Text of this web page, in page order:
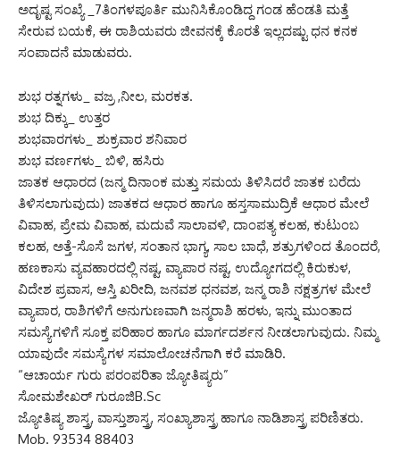
ಅದೃಷ್ಟ ಸಂಖ್ಯೆ _7ತಿಂಗಳಪೂರ್ತಿ ಮುನಿಸಿಕೊಂಡಿದ್ದ ಗಂಡ ಹೆಂಡತಿ ಮತ್ತೆ
ಸೇರುವ ಬಯಕೆ, ಈ ರಾಶಿಯವರು ಜೀವನಕ್ಕೆ ಕೊರತೆ ಇಲ್ಲದಷ್ಟು ಧನ ಕನಕ
ಸಂಪಾದನೆ ಮಾಡುವರು.
ಶುಭ ರತ್ನಗಳು_ ವಜ್ರ ,ನೀಲ, ಮರಕತ.
ಶುಭ ದಿಕ್ಕು_ ಉತ್ತರ
ಶುಭವಾರಗಳು_ ಶುಕ್ರವಾರ ಶನಿವಾರ
ಶುಭ ವರ್ಣಗಳು_ ಬಿಳಿ, ಹಸಿರು
ಜಾತಕ ಆಧಾರದ (ಜನ್ಮ ದಿನಾಂಕ ಮತ್ತು ಸಮಯ ತಿಳಿಸಿದರೆ ಜಾತಕ ಬರೆದು
ತಿಳಿಸಲಾಗುವುದು) ಜಾತಕದ ಆಧಾರ ಹಾಗೂ ಹಸ್ತಸಾಮುದ್ರಿಕೆ ಆಧಾರ ಮೇಲೆ
ವಿವಾಹ, ಪ್ರೇಮ ವಿವಾಹ, ಮದುವೆ ಸಾಲಾವಳಿ, ದಾಂಪತ್ಯ ಕಲಹ, ಕುಟುಂಬ
ಕಲಹ, ಅತ್ತೆ-ಸೊಸೆ ಜಗಳ, ಸಂತಾನ ಭಾಗ್ಯ, ಸಾಲ ಬಾಧೆ, ಶತ್ರುಗಳಿಂದ ತೊಂದರೆ,
ಹಣಕಾಸು ವ್ಯವಹಾರದಲ್ಲಿ ನಷ್ಟ, ವ್ಯಾಪಾರ ನಷ್ಟ, ಉದ್ಯೋಗದಲ್ಲಿ ಕಿರುಕುಳ,
ವಿದೇಶ ಪ್ರವಾಸ, ಆಸ್ತಿ ಖರೀದಿ, ಜನವಶ ಧನವಶ, ಜನ್ಮ ರಾಶಿ ನಕ್ಷತ್ರಗಳ ಮೇಲೆ
ವ್ಯಾಪಾರ, ರಾಶಿಗಳಿಗೆ ಅನುಗುಣವಾಗಿ ಜನ್ಮರಾಶಿ ಹರಳು, ಇನ್ನು ಮುಂತಾದ
ಸಮಸ್ಯೆಗಳಿಗೆ ಸೂಕ್ತ ಪರಿಹಾರ ಹಾಗೂ ಮಾರ್ಗದರ್ಶನ ನೀಡಲಾಗುವುದು. ನಿಮ್ಮ
ಯಾವುದೇ ಸಮಸ್ಯೆಗಳ ಸಮಾಲೋಚನೆಗಾಗಿ ಕರೆ ಮಾಡಿರಿ.
“ಆಚಾರ್ಯ ಗುರು ಪರಂಪರಿತಾ ಜ್ಯೋತಿಷ್ಯರು”
ಸೋಮಶೇಖರ್ ಗುರೂಜಿB.Sc
ಜ್ಯೋತಿಷ್ಯ ಶಾಸ್ತ್ರ, ವಾಸ್ತುಶಾಸ್ತ್ರ, ಸಂಖ್ಯಾಶಾಸ್ತ್ರ ಹಾಗೂ ನಾಡಿಶಾಸ್ತ್ರ ಪರಿಣಿತರು.
Mob. 93534 88403